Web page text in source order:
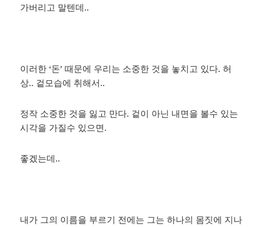
가버리고 말텐데..
이러한 ‘돈’ 때문에 우리는 소중한 것을 놓치고 있다. 허
상.. 겉모습에 취해서..
정작 소중한 것을 잃고 만다. 겉이 아닌 내면을 볼수 있는
시각을 가질수 있으면.
좋겠는데..
내가 그의 이름을 부르기 전에는 그는 하나의 몸짓에 지나